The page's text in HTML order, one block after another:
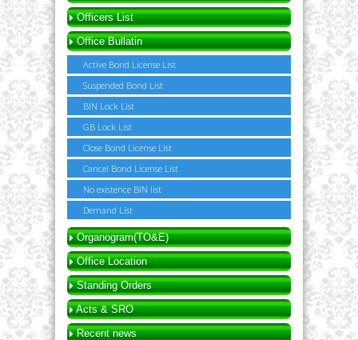
Officers List
Office Bullatin
Active Bond License List
Suspended Bond List
BIN Lock List
GB Lock List
Close Bond License List
Cancel Bond License List
No existence BIN list
Demand List
Organogram(TO&E)
Office Location
Standing Orders
Acts & SRO
Recent news